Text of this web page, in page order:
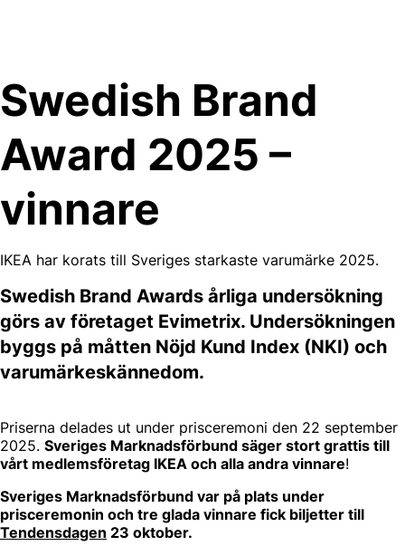
Swedish Brand
Award 2025 –
vinnare
IKEA har korats till Sveriges starkaste varumärke 2025.
Swedish Brand Awards årliga undersökning
görs av företaget Evimetrix. Undersökningen
byggs på måtten Nöjd Kund Index (NKI) och
varumärkeskännedom.
Priserna delades ut under prisceremoni den 22 september
2025. Sveriges Marknadsförbund säger stort grattis till
vårt medlemsföretag IKEA och alla andra vinnare!
Sveriges Marknadsförbund var på plats under
prisceremonin och tre glada vinnare fick biljetter till
Tendensdagen 23 oktober.